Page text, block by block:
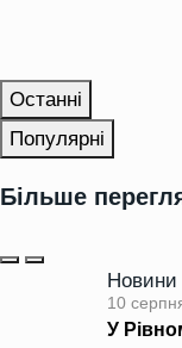
Останні
Популярні
Більше
Новини
10
У